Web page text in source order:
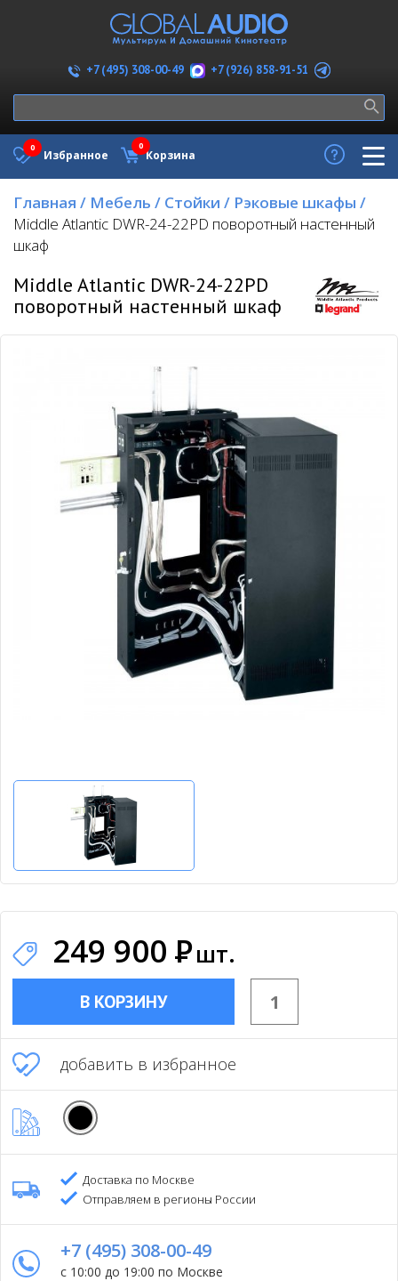
+7 (495) 308-00-49 +7 (926) 858-91-51
Избранное
0
Корзина
0
Главная / Мебель / Стойки / Рэковые шкафы /
Middle Atlantic DWR-24-22PD поворотный настенный
шкаф
Middle Atlantic DWR-24-22PD
поворотный настенный шкаф
249 900 Ршт.
В КОРЗИНУ
добавить в избранное
Доставка по Москве
Отправляем в регионы России
+7 (495) 308-00-49
с 10:00 до 19:00 по Москве